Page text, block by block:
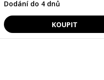
Dodání do 4 dnů